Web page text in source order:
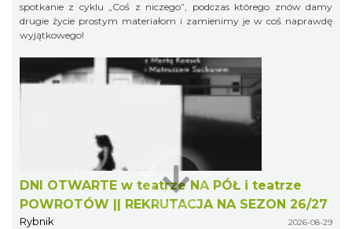
spotkanie z cyklu „Coś z niczego”, podczas którego znów damy
drugie życie prostym materiałom i zamienimy je w coś naprawdę
wyjątkowego!
DNI OTWARTE w teatrze NA PÓŁ i teatrze
POWROTÓW || REKRUTACJA NA SEZON 26/27
Rybnik 2026-08-29